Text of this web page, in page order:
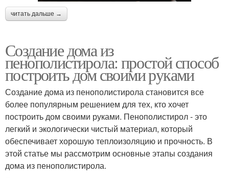
читать дальше →
Создание дома из
пенополистирола: простой способ
построить дом своими руками
Создание дома из пенополистирола становится все
более популярным решением для тех, кто хочет
построить дом своими руками. Пенополистирол - это
легкий и экологически чистый материал, который
обеспечивает хорошую теплоизоляцию и прочность. В
этой статье мы рассмотрим основные этапы создания
дома из пенополистирола.